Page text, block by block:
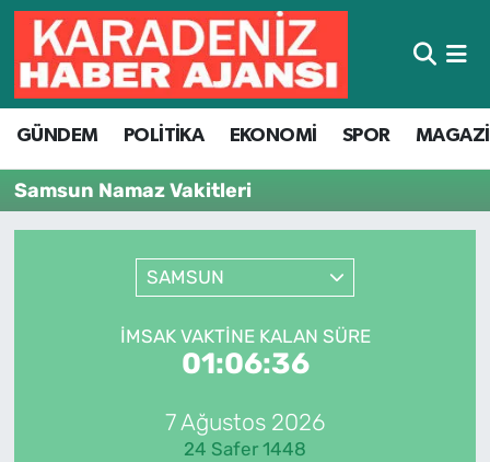
GÜNDEM POLİTİKA EKONOMİ SPOR
Samsun Namaz Vakitleri
SAMSUN
İMSAK VAKTINE KALAN SÜRE
01:06:36
7 Ağustos 2026
24 Safer 1448
Hava Durumu
Trafik Durumu
Süper Lig Puan Durumu ve Fikstür